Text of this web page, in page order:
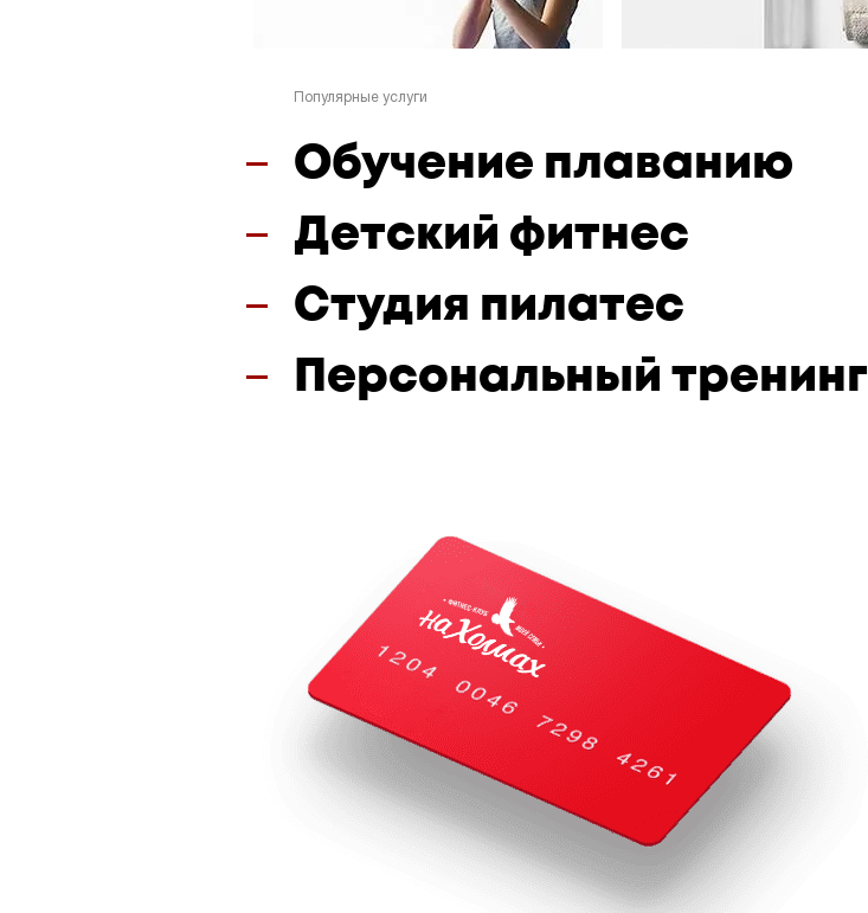
Популярные услуги
Обучение плаванию
Детский фитнес
Студия пилатес
Персональный тренинг